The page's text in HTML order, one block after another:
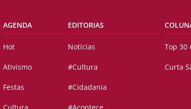
AGENDA
Hot
Ativismo
Festas
EDITORIAS
Notícias
#Cultura
#Cidadania
Top 30
Curta